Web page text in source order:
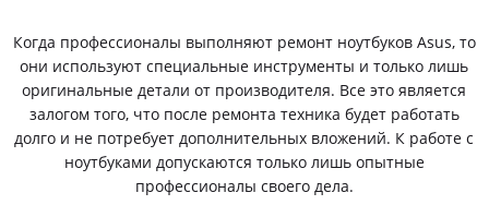
Когда профессионалы выполняют ремонт ноутбуков Asus, то
они используют специальные инструменты и только лишь
оригинальные детали от производителя. Все это является
залогом того, что после ремонта техника будет работать
долго и не потребует дополнительных вложений. К работе с
ноутбуками допускаются только лишь опытные
профессионалы своего дела.